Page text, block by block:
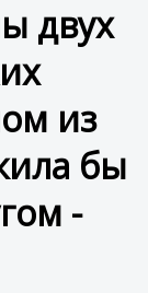
двух
из
бы
-